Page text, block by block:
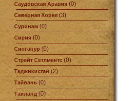
Саудовская Аравия (0)
Северная Корея (3)
Суринам (0)
Сирия (0)
Сингапур (0)
Стрейт Сетлментс (0)
Таджикистан (2)
Тайвань (0)
Таиланд (0)